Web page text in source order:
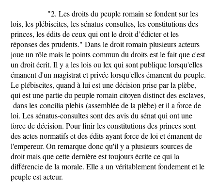
"2. Les droits du peuple romain se fondent sur les
lois, les plébiscites, les sénatus-consultes, les constitutions des
princes, les édits de ceux qui ont le droit d’édicter et les
réponses des prudents." Dans le droit romain plusieurs acteurs
joue un rôle mais le points commun du droits est le fait que c'est
un droit écrit. Il y a les lois ou lex qui sont publique lorsqu'elles
émanent d'un magistrat et privée lorsqu'elles émanent du peuple.
Le plébiscites, quand à lui est une décision prise par la plèbe,
qui est une partie du peuple romain citoyen distinct des esclaves,
dans les concilia plebis (assemblée de la plèbe) et il a force de
loi. Les sénatus-consultes sont des avis du sénat qui ont une
force de décision. Pour finir les constitutions des princes sont
des actes normatifs et des édits ayant force de loi et émanent de
l'empereur. On remarque donc qu'il y a plusieurs sources de
droit mais que cette dernière est toujours écrite ce qui la
différencie de la morale. Elle a un véritablement fondement et le
peuple est acteur.